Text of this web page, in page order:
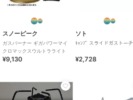
スノーピーク
ガスバーナー ギガパワーマイ
クロマックスウルトラライト
¥9,130
ソト
ｷｬﾝﾌﾟ スライドガストーチ
¥2,728